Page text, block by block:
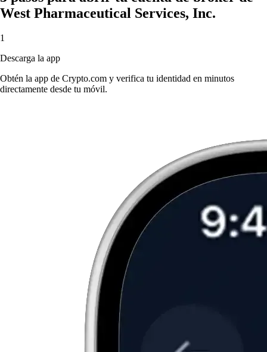
West Pharmaceutical Services, Inc.
1
Descarga la app
Obtén la app de Crypto.com y verifica tu identidad en minutos
directamente desde tu móvil.